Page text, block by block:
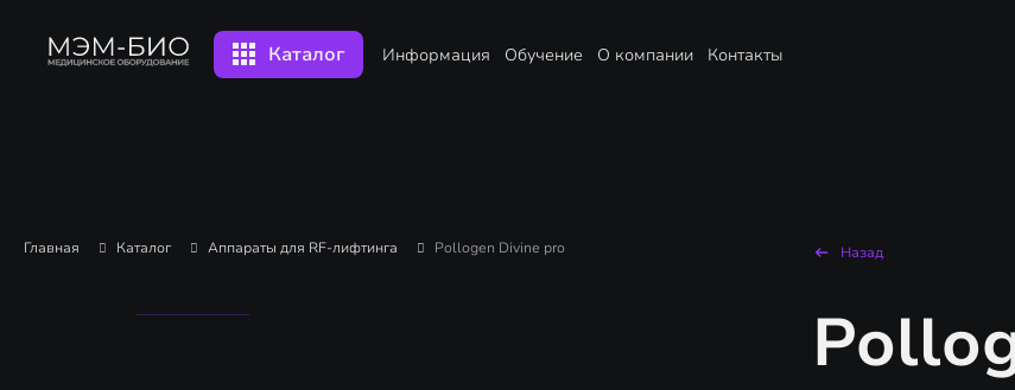
Каталог Информация Обучение О компании Контакты
Главная Каталог Аппараты для RF-лифтинга Pollogen Divine pro Назад